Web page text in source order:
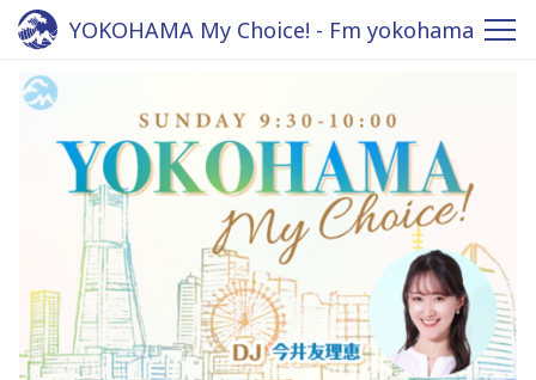
YOKOHAMA My Choice! - Fm yokohama